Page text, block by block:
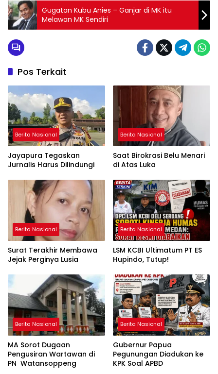
Gugatan Kubu Anies – Ganjar di MK itu
Melawan MK Sendiri
Pos Terkait
Berita Nasional
Jayapura Tegaskan
Jurnalis Harus Dilindungi
Berita Nasional
Saat Birokrasi Belu Menari
di Atas Luka
Berita Nasional
Surat Terakhir Membawa
Jejak Perginya Lusia
Berita Nasional
LSM KCBI Ultimatum PT ES
Hupindo, Tutup!
Berita Nasional
MA Sorot Dugaan
Pengusiran Wartawan di
PN Watansoppeng
Berita Nasional
Gubernur Papua
Pegunungan Diadukan ke
KPK Soal APBD